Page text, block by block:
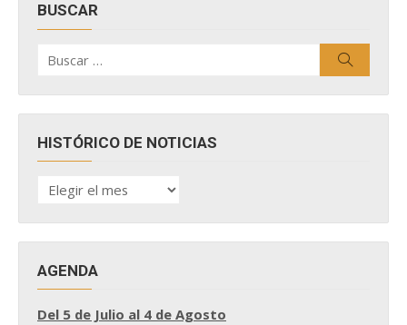
BUSCAR
por:
HISTÓRICO DE NOTICIAS
HISTÓRICO
DE
AGENDA
Del 5 de Julio al 4 de Agosto